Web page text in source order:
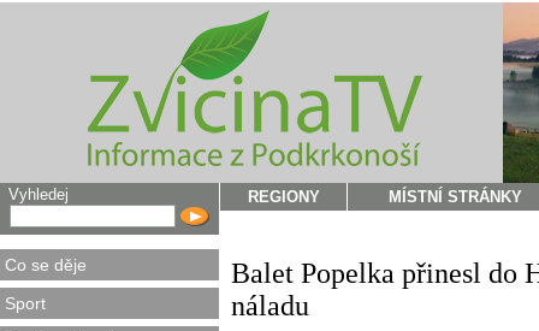
Vyhledej
Co se děje
Sport
REGIONY MÍSTNÍ STRÁNKY
Balet Popelka přinesl do
náladu